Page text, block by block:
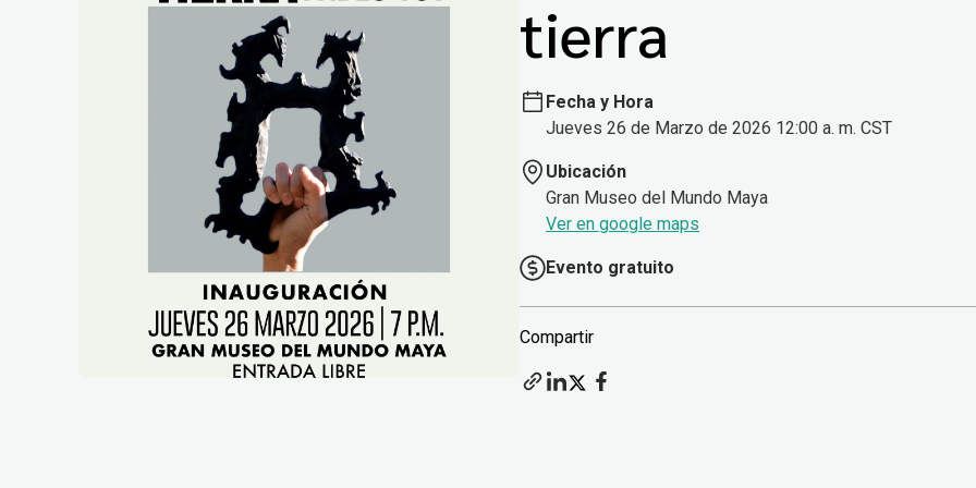
tierra
Fecha y Hora
Jueves 26 de Marzo de 2026 12:00 a. m. CST
Ubicación
Gran Museo del Mundo Maya
Ver en google maps
Evento gratuito
Compartir